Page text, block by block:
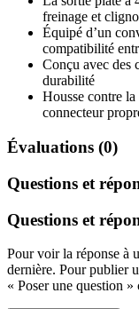
freinage et
Équipé d’un
compatibilité
Conçu avec des
durabilité
Housse contre
connecteur
Évaluations (0)
Questions et
Questions et
Pour voir la réponse à
dernière. Pour publier
« Poser une question »